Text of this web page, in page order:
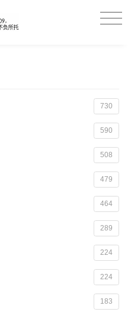
730
590
508
479
464
289
224
224
183